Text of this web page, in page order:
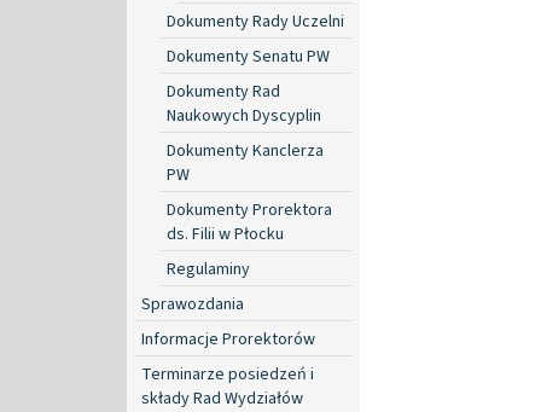
Dokumenty Rady Uczelni
Dokumenty Senatu PW
Dokumenty Rad
Naukowych Dyscyplin
Dokumenty Kanclerza
PW
Dokumenty Prorektora
ds. Filii w Płocku
Regulaminy
Sprawozdania
Informacje Prorektorów
Terminarze posiedzeń i
składy Rad Wydziałów